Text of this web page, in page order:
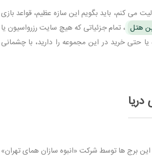
می کنم، باید بگویم این سازه عظیم، قواعد بازی
هتل ، تمام جزئیاتی که هیچ سایت رزرواسیون یا
حتی خرید در این مجموعه را دارید، با چشمانی
برج ها توسط شرکت «انبوه سازان همای تهران»